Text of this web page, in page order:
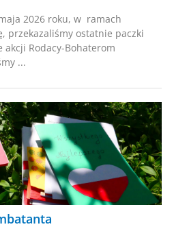
2026 roku, w ramach
przekazaliśmy ostatnie paczki
akcji Rodacy-Bohaterom
...